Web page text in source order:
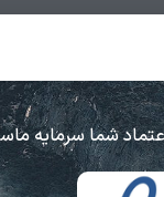
شما سرمایه